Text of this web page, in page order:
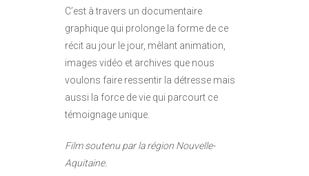
C’est à travers un documentaire
graphique qui prolonge la forme de ce
récit au jour le jour, mêlant animation,
images vidéo et archives que nous
voulons faire ressentir la détresse mais
aussi la force de vie qui parcourt ce
témoignage unique.
Film soutenu par la région Nouvelle-
Aquitaine.